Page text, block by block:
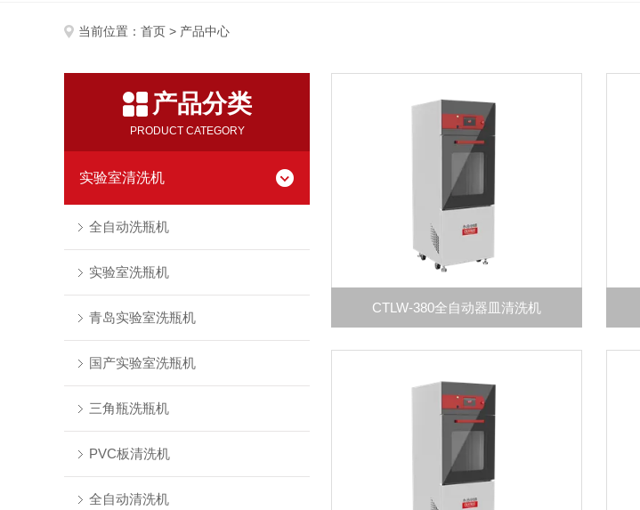
当前位置： 首页 > 产品中心
产品分类
PRODUCT CATEGORY
实验室清洗机
全自动洗瓶机
实验室洗瓶机
青岛实验室洗瓶机
国产实验室洗瓶机
三角瓶洗瓶机
PVC板清洗机
全自动清洗机
CTLW-380全自动器皿清洗机